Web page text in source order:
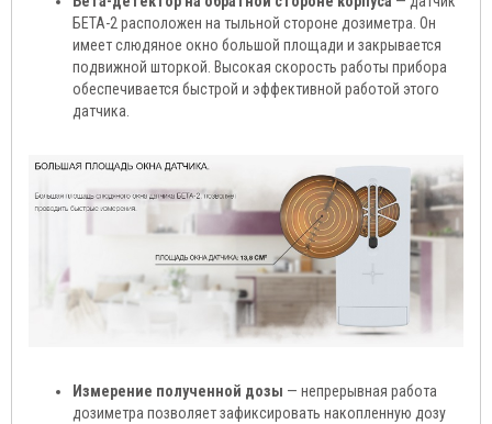
БЕТА-2 расположен на тыльной стороне дозиметра. Он
имеет слюдяное окно большой площади и закрывается
подвижной шторкой. Высокая скорость работы прибора
обеспечивается быстрой и эффективной работой этого
датчика.
Измерение полученной дозы — непрерывная работа
дозиметра позволяет зафиксировать накопленную дозу